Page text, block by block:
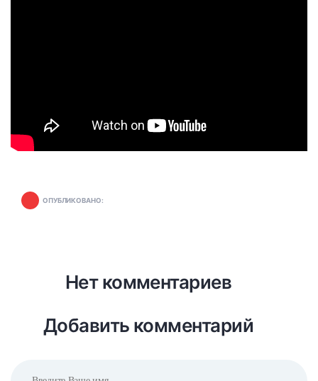
ОПУБЛИКОВАНО:
Нет комментариев
Добавить комментарий